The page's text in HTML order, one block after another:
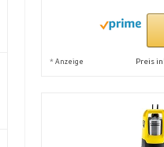
* Anzeige Preis